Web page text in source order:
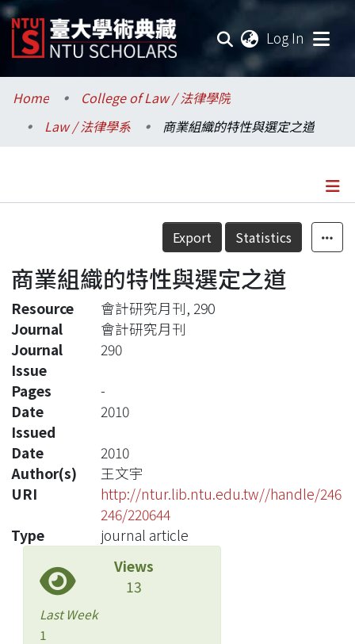
Log In
Communities & Collections
Research Outputs
Statistics
Home
College of Law / 法律學院
Law / 法律學系
商業組織的特性與選定之道
Details
Export Statistics
商業組織的特性與選定之道
Resource
會計研究月刊, 290
Journal
會計研究月刊
Journal
Issue
290
Pages
-
Date
Issued
2010
Date
2010
Author(s)
王文宇
URI
http://ntur.lib.ntu.edu.tw//handle/246
246/220644
Type
journal article
Views
13
Last Week
1